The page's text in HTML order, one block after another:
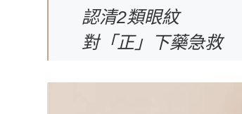
認清2類眼紋
對「正」下藥急救